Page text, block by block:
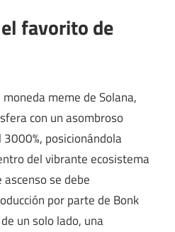
favorito de
moneda meme de Solana,
con un asombroso
posicionándola
del vibrante ecosistema
se debe
por parte de Bonk
un solo lado, una